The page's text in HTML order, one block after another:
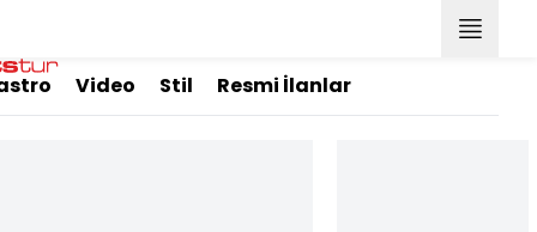
Video Stil Resmi İlanlar